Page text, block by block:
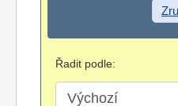
Řadit podle: